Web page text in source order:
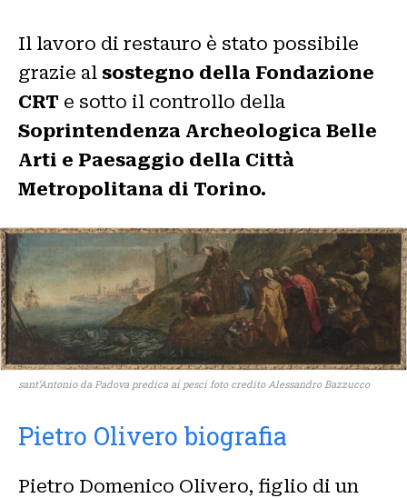
Il lavoro di restauro è stato possibile
grazie al sostegno della Fondazione
CRT e sotto il controllo della
Soprintendenza Archeologica Belle
Arti e Paesaggio della Città
Metropolitana di Torino.
sant’Antonio da Padova predica ai pesci foto credito Alessandro Bazzucco
Pietro Olivero biografia
Pietro Domenico Olivero, figlio di un